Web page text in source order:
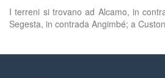
I terreni si trovano ad Alcamo, in
Segesta, in contrada Angimbé; a